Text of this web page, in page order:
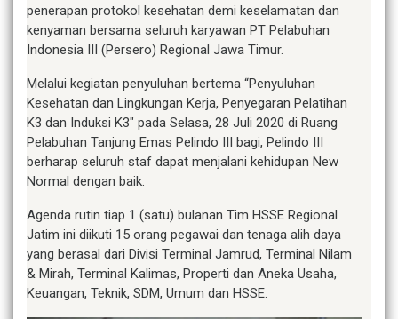
penerapan protokol kesehatan demi keselamatan dan
kenyaman bersama seluruh karyawan PT Pelabuhan
Indonesia III (Persero) Regional Jawa Timur.
Melalui kegiatan penyuluhan bertema “Penyuluhan
Kesehatan dan Lingkungan Kerja, Penyegaran Pelatihan
K3 dan Induksi K3″ pada Selasa, 28 Juli 2020 di Ruang
Pelabuhan Tanjung Emas Pelindo III bagi, Pelindo III
berharap seluruh staf dapat menjalani kehidupan New
Normal dengan baik.
Agenda rutin tiap 1 (satu) bulanan Tim HSSE Regional
Jatim ini diikuti 15 orang pegawai dan tenaga alih daya
yang berasal dari Divisi Terminal Jamrud, Terminal Nilam
& Mirah, Terminal Kalimas, Properti dan Aneka Usaha,
Keuangan, Teknik, SDM, Umum dan HSSE.